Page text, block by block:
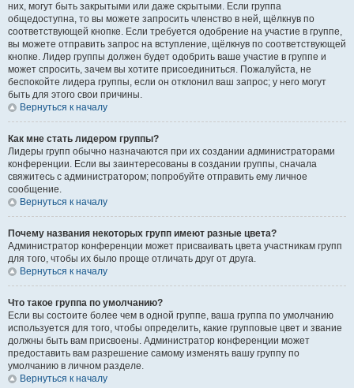
них, могут быть закрытыми или даже скрытыми. Если группа
общедоступна, то вы можете запросить членство в ней, щёлкнув по
соответствующей кнопке. Если требуется одобрение на участие в группе,
вы можете отправить запрос на вступление, щёлкнув по соответствующей
кнопке. Лидер группы должен будет одобрить ваше участие в группе и
может спросить, зачем вы хотите присоединиться. Пожалуйста, не
беспокойте лидера группы, если он отклонил ваш запрос; у него могут
быть для этого свои причины.
Вернуться к началу
Как мне стать лидером группы?
Лидеры групп обычно назначаются при их создании администраторами
конференции. Если вы заинтересованы в создании группы, сначала
свяжитесь с администратором; попробуйте отправить ему личное
сообщение.
Вернуться к началу
Почему названия некоторых групп имеют разные цвета?
Администратор конференции может присваивать цвета участникам групп
для того, чтобы их было проще отличать друг от друга.
Вернуться к началу
Что такое группа по умолчанию?
Если вы состоите более чем в одной группе, ваша группа по умолчанию
используется для того, чтобы определить, какие групповые цвет и звание
должны быть вам присвоены. Администратор конференции может
предоставить вам разрешение самому изменять вашу группу по
умолчанию в личном разделе.
Вернуться к началу